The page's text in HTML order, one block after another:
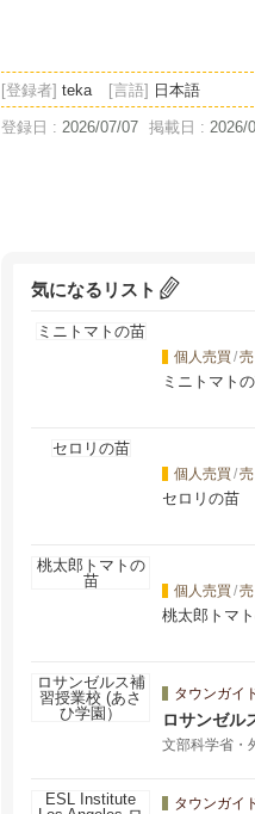
[登録者] teka [言語] 日本語
登録日 : 2026/07/07 掲載日 : 2026/
気になるリスト
個人売買 /
ミニトマト
個人売買 /
セロリの苗
個人売買 /
桃太郎トマ
タウンガイ
ロサンゼル
文部科学省・
タウンガイ